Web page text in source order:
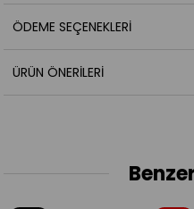
ÖDEME SEÇENEKLERI
ÜRÜN ÖNERILERI